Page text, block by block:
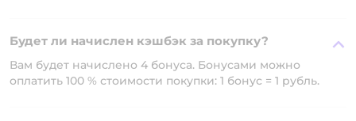
Будет ли начислен кэшбэк за покупку?
Вам будет начислено 4 бонуса. Бонусами можно
оплатить 100 % стоимости покупки: 1 бонус = 1 рубль.